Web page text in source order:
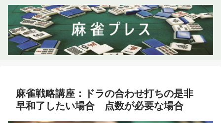
麻雀戦略講座：ドラの合わせ打ちの是非
早和了したい場合 点数が必要な場合